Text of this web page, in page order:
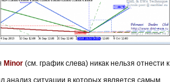
Minor (см. график слева) никак нельзя отнести к
анализ ситуации в которых является самым